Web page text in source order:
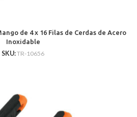
de 4 x 16 Filas de Cerdas de Acero
Inoxidable
SKU:TR-10656